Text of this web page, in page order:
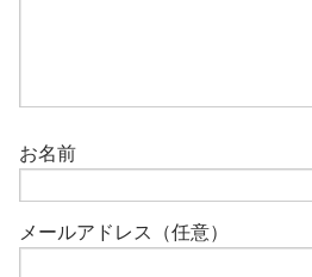
お名前
メールアドレス（任意）